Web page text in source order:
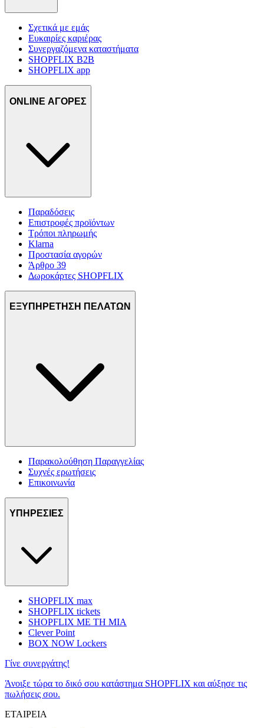
Σχετικά με εμάς
Ευκαιρίες καριέρας
Συνεργαζόμενα καταστήματα
SHOPFLIX B2B
SHOPFLIX app
ONLINE ΑΓΟΡΕΣ
Παραδόσεις
Επιστροφές προϊόντων
Τρόποι πληρωμής
Klarna
Προστασία αγορών
Άρθρο 39
Δωροκάρτες SHOPFLIX
ΕΞΥΠΗΡΕΤΗΣΗ ΠΕΛΑΤΩΝ
Παρακολούθηση Παραγγελίας
Συχνές ερωτήσεις
Επικοινωνία
ΥΠΗΡΕΣΙΕΣ
SHOPFLIX max
SHOPFLIX tickets
SHOPFLIX ΜΕ ΤΗ ΜΙΑ
Clever Point
BOX NOW Lockers
Γίνε συνεργάτης!
Άνοιξε τώρα το δικό σου κατάστημα SHOPFLIX και αύξησε τις
πωλήσεις σου.
ΕΤΑΙΡΕΙΑ